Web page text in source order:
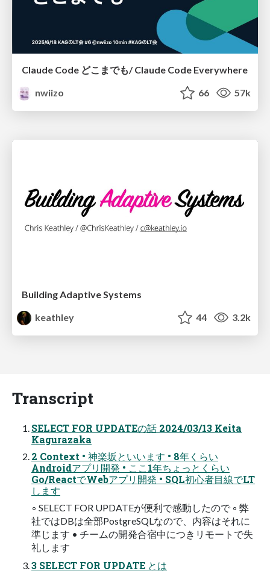
Claude Code どこまでも/ Claude Code Everywhere
nwiizo
66 57k
Building Adaptive Systems
keathley
44 3.2k
Transcript
SELECT FOR UPDATEの話 2024/03/13 Keita
Kagurazaka
2 Context • 神楽坂といいます • 8年くらい
Androidアプリ開発 • ここ1年ちょっとくらい
Go/ReactでWebアプリ開発 • SQL初心者目線でLT
します
◦ SELECT FOR UPDATEが便利で感動したので ◦ 弊
社ではDBは全部PostgreSQLなので、内容はそれに
準じます • チームの開発合宿中につきリモートで失
礼します
3 SELECT FOR UPDATE とは